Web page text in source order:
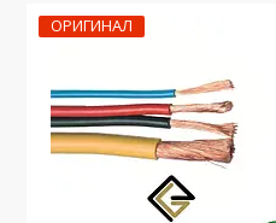
ОРИГИНАЛ